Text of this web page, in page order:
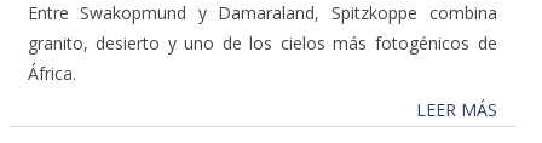
Entre Swakopmund y Damaraland, Spitzkoppe combina
granito, desierto y uno de los cielos más fotogénicos de
África.
LEER MÁS